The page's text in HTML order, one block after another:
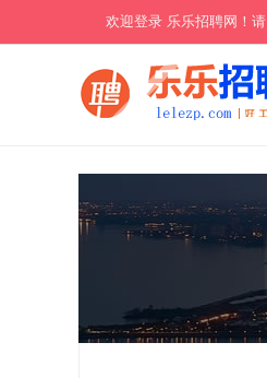
欢迎登录 乐乐招聘网！请